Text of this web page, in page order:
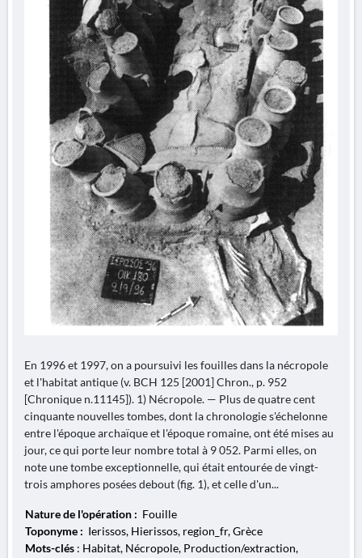
En 1996 et 1997, on a poursuivi les fouilles dans la nécropole
et l'habitat antique (v. BCH 125 [2001] Chron., p. 952
[Chronique n.11145]). 1) Nécropole. — Plus de quatre cent
cinquante nouvelles tombes, dont la chronologie s'échelonne
entre l'époque archaïque et l'époque romaine, ont été mises au
jour, ce qui porte leur nombre total à 9 052. Parmi elles, on
note une tombe exceptionnelle, qui était entourée de vingt-
trois amphores posées debout (fig. 1), et celle d'un...
Nature de l'opération : Fouille
Toponyme : Ierissos, Hierissos, region_fr, Grèce
Mots-clés : Habitat, Nécropole, Production/extraction,